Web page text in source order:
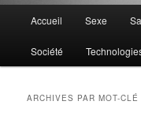
principal
Accueil Sexe
Société
ARCHIVES PAR MOT-